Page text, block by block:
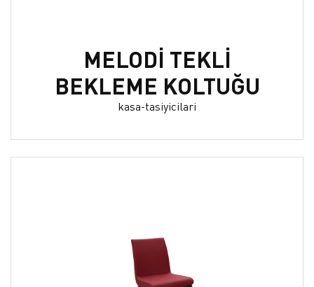
MELODİ TEKLİ
BEKLEME KOLTUĞU
kasa-tasiyicilari